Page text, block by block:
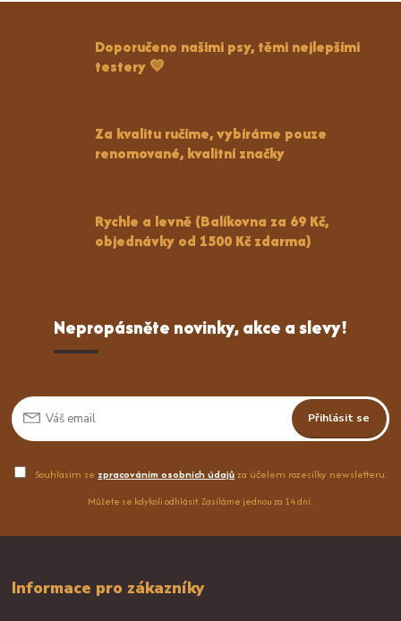
Doporučeno našimi psy, těmi nejlepšími
testery 💛
Za kvalitu ručíme, vybíráme pouze
renomované, kvalitní značky
Rychle a levně (Balíkovna za 69 Kč,
objednávky od 1500 Kč zdarma)
Nepropásněte novinky, akce a slevy!
Přihlásit se
Souhlasím se zpracováním osobních údajůza účelem rozesílky newsletteru.
Můžete se kdykoli odhlásit. Zasíláme jednou za 14 dní.
Informace pro zákazníky